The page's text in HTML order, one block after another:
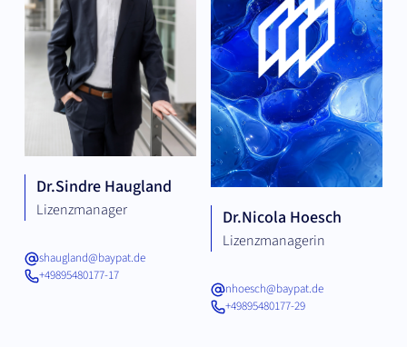
Dr.Sindre Haugland
Lizenzmanager
shaugland@baypat.de
+49895480177-17
Dr.Nicola Hoesch
Lizenzmanagerin
nhoesch@baypat.de
+49895480177-29